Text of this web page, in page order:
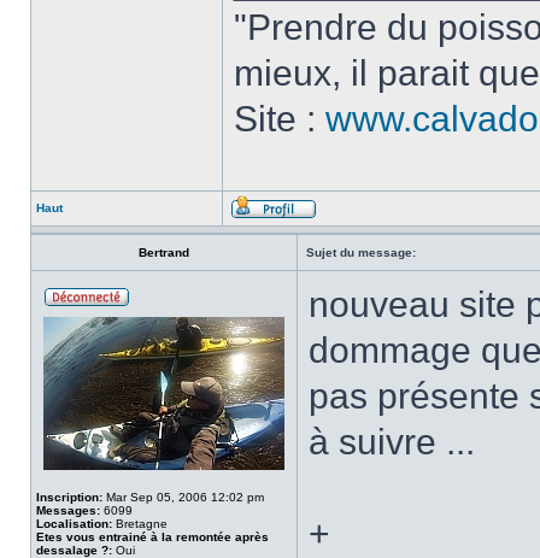
"Prendre du
mieux, il parait
Site :
Haut
Bertrand Sujet du message:
Inscription: Mar Sep 05, 2006 12:02 pm
Messages: 6099
Localisation: Bretagne
Etes vous entrainé à la remontée après
dessalage ?: Oui
nouveau site
dommage
pas présente
à suivre ...
+